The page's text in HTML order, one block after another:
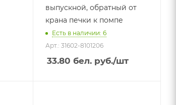
выпускной, обратный от
крана печки к помпе
Есть в наличии: 6
Арт.: 31602-8101206
33.80 бел. руб./шт